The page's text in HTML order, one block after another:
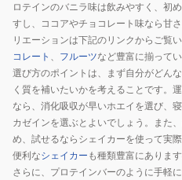
ロテインのバニラ味は飲みやすく、初
すし、ココアやチョコレート味なら甘
リエーションは下記のリンクからご覧い
コレート 、 フルーツなど豊富に揃ってい
選び方のポイントは、まず自分がどん
く質を補いたいかを考えることです。
なら、消化吸収が早いホエイを選び、
カゼインを選ぶとよいでしょう。また
め、試せるならシェイカーを使って実
便利なシェイカー も種類豊富にありま
さらに、プロテインバーのように手軽